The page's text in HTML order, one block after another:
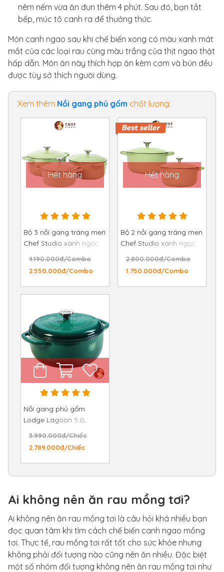
nêm nếm vừa ăn đun thêm 4 phút. Sau đó, bạn tắt
bếp, múc tô canh ra để thưởng thức.
Món canh ngao sau khi chế biến xong có màu xanh mát
mắt của các loại rau cùng màu trắng của thịt ngao thật
hấp dẫn. Món ăn này thích hợp ăn kèm cơm và bún đều
được tùy sở thích người dùng.
Xem thêm Nồi gang phủ gốm chất lượng:
Hết hàng
Bộ 3 nồi gang tráng men
Chef Studio xanh ngọc
4.190.000đ/Combo
2.550.000đ/Combo
Hết hàng
Bộ 2 nồi gang tráng men
Chef Studio xanh ngọc
2.800.000đ/Combo
1.750.000đ/Combo
Nồi gang phủ gốm
Lodge Lagoon 5.6L
3.990.000đ/Chiếc
2.789.000đ/Chiếc
Ai không nên ăn rau mồng tơi?
Ai không nên ăn rau mồng tơi là câu hỏi khá nhiều bạn
đọc quan tâm khi tìm cách chế biến canh ngao mồng
tơi. Thực tế, rau mồng tơi rất tốt cho sức khỏe nhưng
không phải đối tượng nào cũng nên ăn nhiều. Đặc biệt
một số nhóm đối tượng không nên ăn rau mồng tơi như